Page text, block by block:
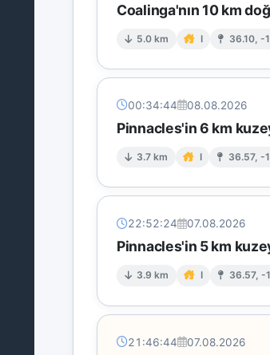
Coalinga'nın 10 km
5.0 km I 36.10, -
00:34:44 08.08.2026
Pinnacles'in 6 km
3.7 km I 36.57, -
22:52:24 07.08.2026
Pinnacles'in 5 km
3.9 km I 36.57, -
21:46:44 07.08.2026